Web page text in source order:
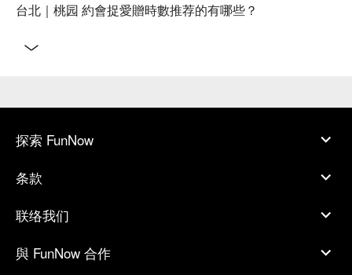
台北｜桃园 約會捉愛贈時數推荐的有哪些？
探索 FunNow
条款
联络我们
與 FunNow 合作